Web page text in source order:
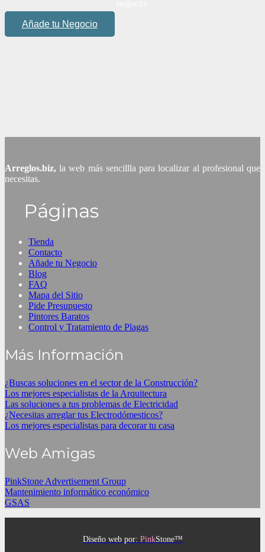
Añade tu Negocio
Arreglos.biz,la web más sencillla para localizar al profesional que
necesitas.
Páginas
Tienda
Contacto
Añade tu Negocio
Blog
FAQ
Mapa del Sitio
Pide Presupuesto
Pintores Baratos
Control y Tratamiento de Plagas
Más Información
¿Buscas soluciones en el sector de la Construcción?
Los mejores especialistas de la Arquitectura
Las soluciones a tus problemas de Electricidad
¿Necesitas arreglar tus Electrodómesticos?
Los mejores especialistas para decorar tu casa
Web Amigas
PinkStone Advertisement Group
Mantenimiento informático económico
GSAS
Diseño web por: PinkStone™